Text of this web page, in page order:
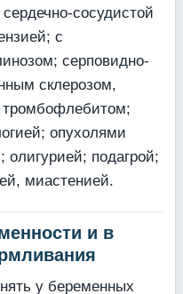
сосудистой
с
серповидно-
склерозом,
опухолями
олигурией; подагрой;
миастенией.
и в
у беременных